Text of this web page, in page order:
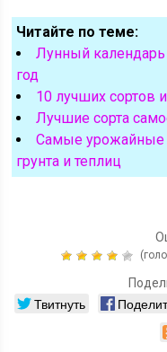
Читайте по теме:
Лунный
год
10 лучших сортов
Лучшие сорта
Самые урожайные
грунта и теплиц
Твитнуть